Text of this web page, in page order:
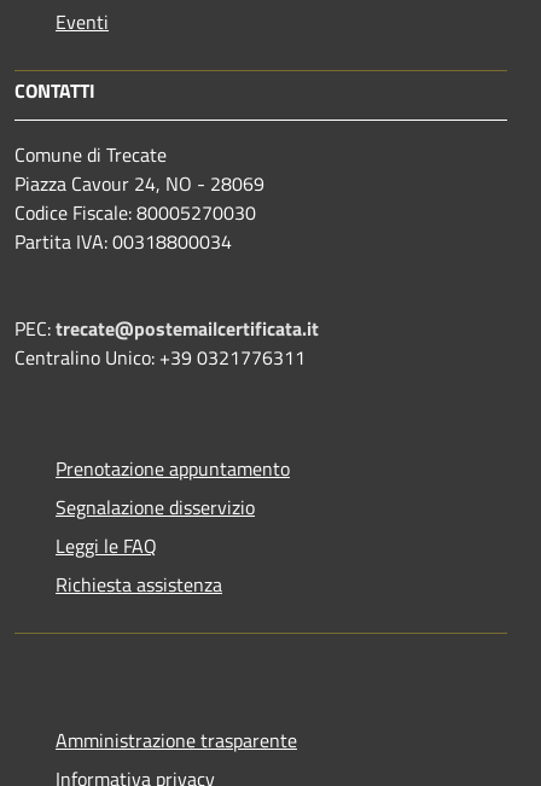
Eventi
CONTATTI
Comune di Trecate
Piazza Cavour 24, NO - 28069
Codice Fiscale: 80005270030
Partita IVA: 00318800034
PEC:trecate@postemailcertificata.it
Centralino Unico: +39 0321776311
Prenotazione appuntamento
Segnalazione disservizio
Leggi le FAQ
Richiesta assistenza
Amministrazione trasparente
Informativa privacy